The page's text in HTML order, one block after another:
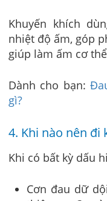
Khuyến khích
nhiệt độ ấm, góp
giúp làm ấm cơ
Dành cho bạn:
gì?
4. Khi nào nên đi
Khi có bất kỳ dấu
Cơn đau dữ